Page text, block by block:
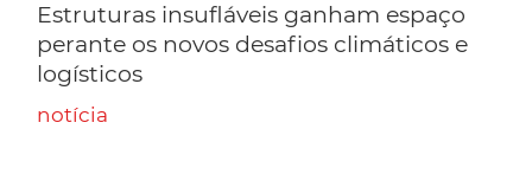
Estruturas insufláveis ganham espaço
perante os novos desafios climáticos e
logísticos
notícia